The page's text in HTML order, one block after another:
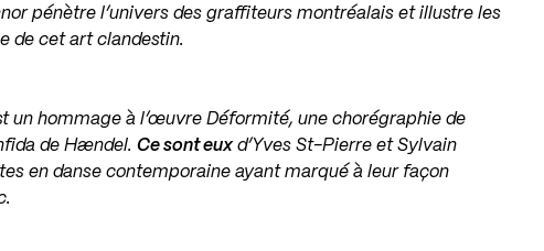
pénètre l’univers des graffiteurs montréalais et illustre les
de cet art clandestin.
un hommage à l’œuvre Déformité, une chorégraphie de
de Hændel.Ce sont euxd’Yves St-Pierre et Sylvain
en danse contemporaine ayant marqué à leur façon